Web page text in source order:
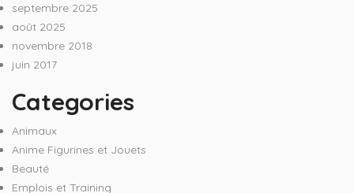
septembre 2025
août 2025
novembre 2018
juin 2017
Categories
Animaux
Anime Figurines et Jouets
Beauté
Emplois et Training